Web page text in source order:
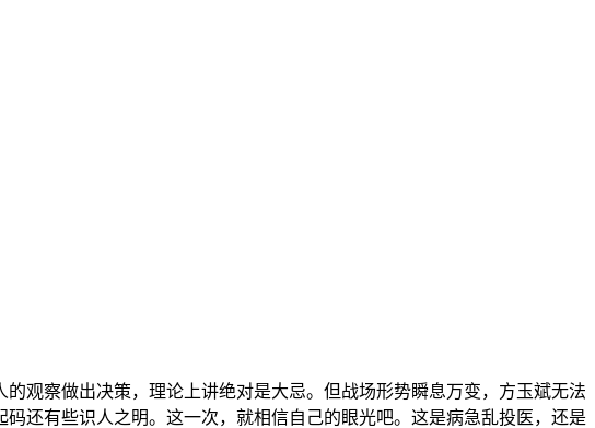
观察做出决策，理论上讲绝对是大忌。但战场形势瞬息万变，方玉斌无法
还有些识人之明。这一次，就相信自己的眼光吧。这是病急乱投医，还是